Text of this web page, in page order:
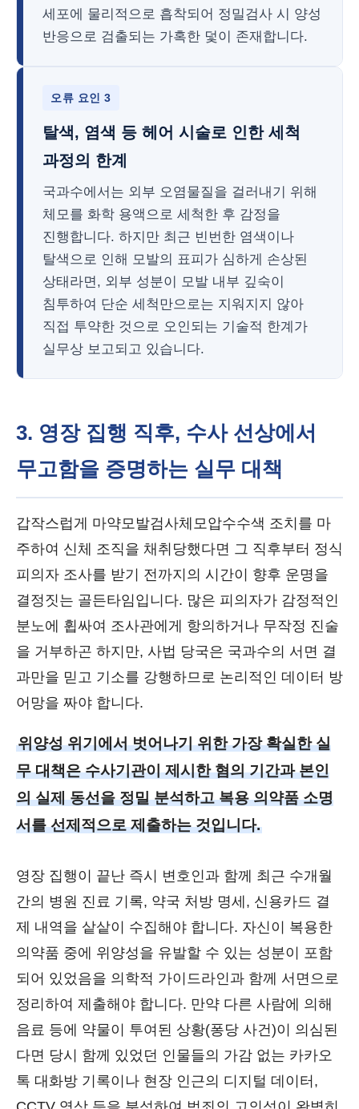
세포에 물리적으로 흡착되어 정밀검사 시 양성
반응으로 검출되는 가혹한 덫이 존재합니다.
오류 요인 3
탈색, 염색 등 헤어 시술로 인한 세척
과정의 한계
국과수에서는 외부 오염물질을 걸러내기 위해
체모를 화학 용액으로 세척한 후 감정을
진행합니다. 하지만 최근 빈번한 염색이나
탈색으로 인해 모발의 표피가 심하게 손상된
상태라면, 외부 성분이 모발 내부 깊숙이
침투하여 단순 세척만으로는 지워지지 않아
직접 투약한 것으로 오인되는 기술적 한계가
실무상 보고되고 있습니다.
3. 영장 집행 직후, 수사 선상에서
무고함을 증명하는 실무 대책
갑작스럽게 마약모발검사체모압수수색 조치를 마
주하여 신체 조직을 채취당했다면 그 직후부터 정식
피의자 조사를 받기 전까지의 시간이 향후 운명을
결정짓는 골든타임입니다. 많은 피의자가 감정적인
분노에 휩싸여 조사관에게 항의하거나 무작정 진술
을 거부하곤 하지만, 사법 당국은 국과수의 서면 결
과만을 믿고 기소를 강행하므로 논리적인 데이터 방
어망을 짜야 합니다.
위양성 위기에서 벗어나기 위한 가장 확실한 실
무 대책은 수사기관이 제시한 혐의 기간과 본인
의 실제 동선을 정밀 분석하고 복용 의약품 소명
서를 선제적으로 제출하는 것입니다.
영장 집행이 끝난 즉시 변호인과 함께 최근 수개월
간의 병원 진료 기록, 약국 처방 명세, 신용카드 결
제 내역을 샅샅이 수집해야 합니다. 자신이 복용한
의약품 중에 위양성을 유발할 수 있는 성분이 포함
되어 있었음을 의학적 가이드라인과 함께 서면으로
정리하여 제출해야 합니다. 만약 다른 사람에 의해
음료 등에 약물이 투여된 상황(퐁당 사건)이 의심된
다면 당시 함께 있었던 인물들의 가감 없는 카카오
톡 대화방 기록이나 현장 인근의 디지털 데이터,